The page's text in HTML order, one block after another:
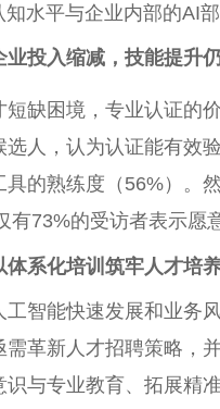
水平与企业内部的AI
投入缩减，技能提升
短缺困境，专业认证的
人，认为认证能有效
具的熟练度（56%）
有73%的受访者表示愿
系化培训筑牢人才培
智能快速发展和业务
革新人才招聘策略，
与专业教育、拓展精